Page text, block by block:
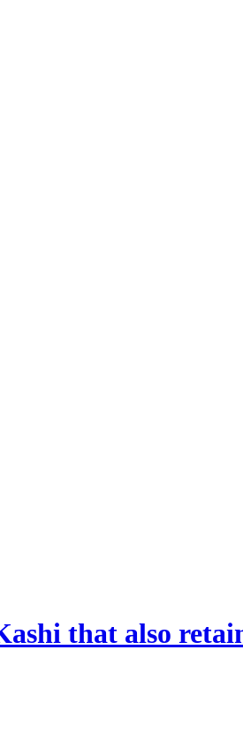
that also